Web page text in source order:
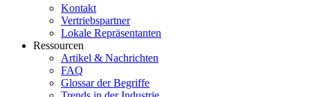
Kontakt
Vertriebspartner
Lokale Repräsentanten
Ressourcen
Artikel & Nachrichten
FAQ
Glossar der Begriffe